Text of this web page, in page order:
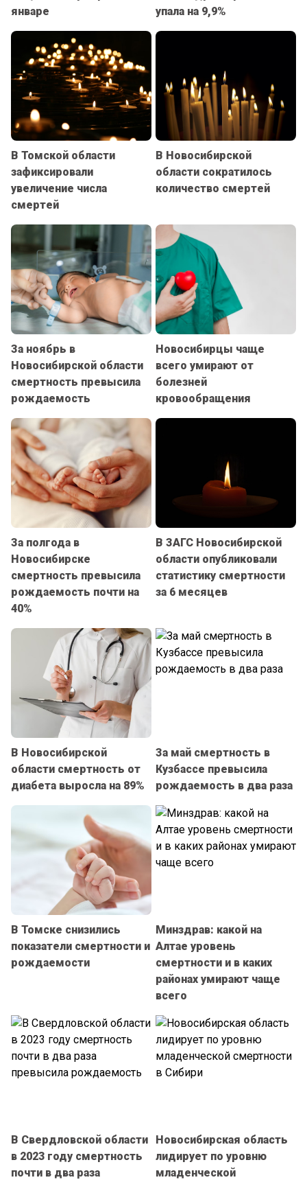
январе
упала на 9,9%
В Томской области
зафиксировали
увеличение числа
смертей
В Новосибирской
области сократилось
количество смертей
За ноябрь в
Новосибирской области
смертность превысила
рождаемость
Новосибирцы чаще
всего умирают от
болезней
кровообращения
За полгода в
Новосибирске
смертность превысила
рождаемость почти на
40%
В ЗАГС Новосибирской
области опубликовали
статистику смертности
за 6 месяцев
В Новосибирской
области смертность от
диабета выросла на 89%
За май смертность в
Кузбассе превысила
рождаемость в два раза
В Томске снизились
показатели смертности и
рождаемости
Минздрав: какой на
Алтае уровень
смертности и в каких
районах умирают чаще
всего
В Свердловской области
в 2023 году смертность
почти в два раза
Новосибирская область
лидирует по уровню
младенческой